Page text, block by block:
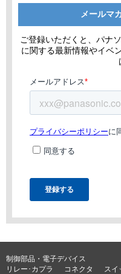
メールマ
ご登録いただくと、パナ
に関する最新情報やイベ
制御部品・電子デバイス
リレー･カプラ
コネクタ スイ